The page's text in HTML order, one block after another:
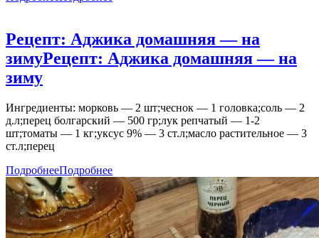
Рецепт: Аджика домашняя — на
зимуРецепт: Аджика домашняя — на
зиму
Ингредиенты: морковь — 2 шт;чеснок — 1 головка;соль — 2
д.л;перец болгарский — 500 гр;лук репчатый — 1-2
шт;томаты — 1 кг;уксус 9% — 3 ст.л;масло растительное — 3
ст.л;перец
ПодробнееПодробнее